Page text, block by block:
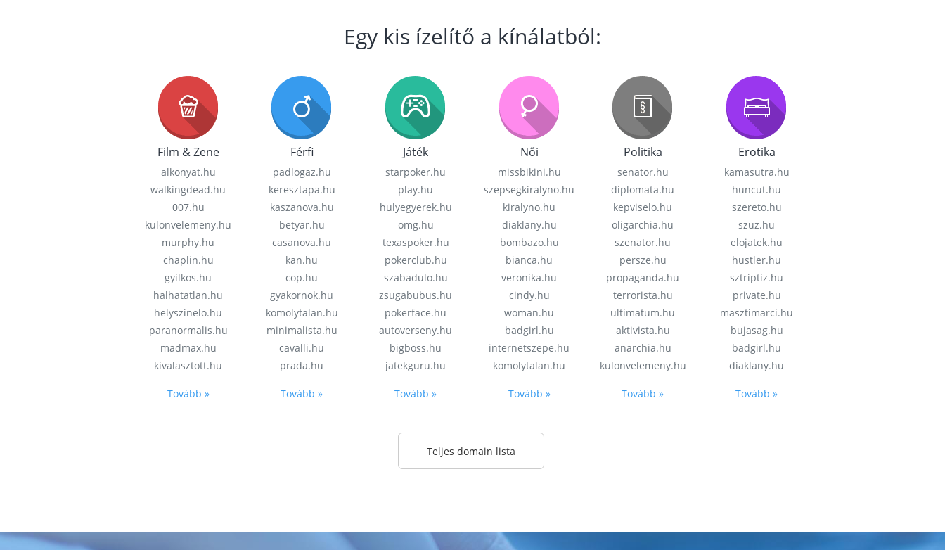
Egy kis ízelítő a kínálatból:
Film & Zene
alkonyat.hu
walkingdead.hu
007.hu
kulonvelemeny.hu
murphy.hu
chaplin.hu
gyilkos.hu
halhatatlan.hu
helyszinelo.hu
paranormalis.hu
madmax.hu
kivalasztott.hu
Tovább »
Férfi
padlogaz.hu
keresztapa.hu
kaszanova.hu
betyar.hu
casanova.hu
kan.hu
cop.hu
gyakornok.hu
komolytalan.hu
minimalista.hu
cavalli.hu
prada.hu
Tovább »
Játék
starpoker.hu
play.hu
hulyegyerek.hu
omg.hu
texaspoker.hu
pokerclub.hu
szabadulo.hu
zsugabubus.hu
pokerface.hu
autoverseny.hu
bigboss.hu
jatekguru.hu
Tovább »
Női
missbikini.hu
szepsegkiralyno.hu
kiralyno.hu
diaklany.hu
bombazo.hu
bianca.hu
veronika.hu
cindy.hu
woman.hu
badgirl.hu
internetszepe.hu
komolytalan.hu
Tovább »
Politika
senator.hu
diplomata.hu
kepviselo.hu
oligarchia.hu
szenator.hu
persze.hu
propaganda.hu
terrorista.hu
ultimatum.hu
aktivista.hu
anarchia.hu
kulonvelemeny.hu
Tovább »
Erotika
kamasutra.hu
huncut.hu
szereto.hu
szuz.hu
elojatek.hu
hustler.hu
sztriptiz.hu
private.hu
masztimarci.hu
bujasag.hu
badgirl.hu
diaklany.hu
Tovább »
Teljes domain lista